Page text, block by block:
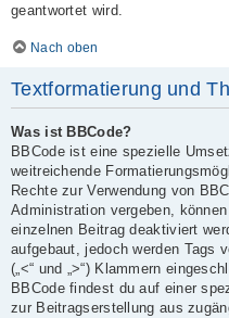
geantwortet wird.
Nach oben
Textformatierung und
Was ist BBCode?
BBCode ist eine spezielle
weitreichende
Rechte zur Verwendung von
Administration vergeben,
einzelnen Beitrag deaktiviert
aufgebaut, jedoch werden Tags
(„<“ und „>“) Klammern
BBCode findest du auf einer
zur Beitragserstellung aus